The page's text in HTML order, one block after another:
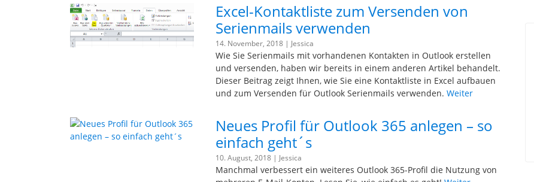
Excel-Kontaktliste zum Versenden von
Serienmails verwenden
14. November, 2018 | Jessica
Wie Sie Serienmails mit vorhandenen Kontakten in Outlook erstellen
und versenden, haben wir bereits in einem anderen Artikel behandelt.
Dieser Beitrag zeigt Ihnen, wie Sie eine Kontaktliste in Excel aufbauen
und zum Versenden für Outlook Serienmails verwenden.Weiter
Neues Profil für Outlook 365 anlegen – so
einfach geht´s
10. August, 2018 | Jessica
Manchmal verbessert ein weiteres Outlook 365-Profil die Nutzung von